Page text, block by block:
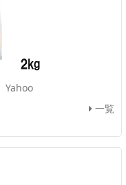
Yahoo
一覧